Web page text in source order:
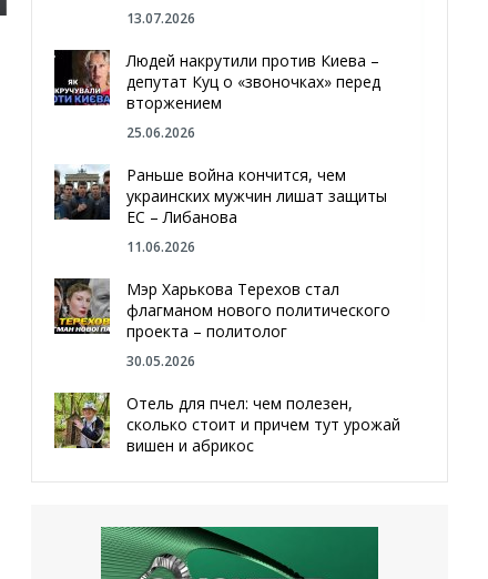
13.07.2026
Людей накрутили против Киева –
депутат Куц о «звоночках» перед
вторжением
25.06.2026
Раньше война кончится, чем
украинских мужчин лишат защиты
ЕС – Либанова
11.06.2026
Мэр Харькова Терехов стал
флагманом нового политического
проекта – политолог
30.05.2026
Отель для пчел: чем полезен,
сколько стоит и причем тут урожай
вишен и абрикос
Чугуева, города, который устоял,
несмотря ни на что